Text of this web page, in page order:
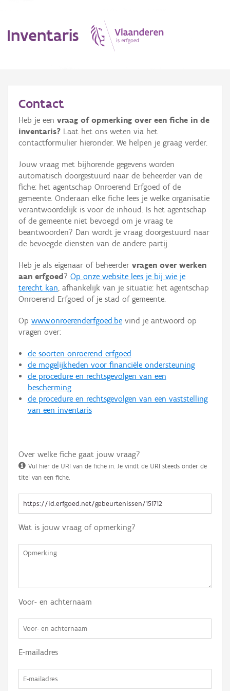
Inventaris
Erfgoedobject
Aanduidingsobject
Waarneming
Thema
Gebeurtenis
Persoon of collectief
Hergebruik
Aanmelden
Contact
Heb je een vraag of opmerking over een fiche in de
inventaris? Laat het ons weten via het
contactformulier hieronder. We helpen je graag verder.
Jouw vraag met bijhorende gegevens worden
automatisch doorgestuurd naar de beheerder van de
fiche: het agentschap Onroerend Erfgoed of de
gemeente. Onderaan elke fiche lees je welke organisatie
verantwoordelijk is voor de inhoud. Is het agentschap
of de gemeente niet bevoegd om je vraag te
beantwoorden? Dan wordt je vraag doorgestuurd naar
de bevoegde diensten van de andere partij.
Heb je als eigenaar of beheerder vragen over werken
aan erfgoed ? Op onze website lees je bij wie je
terecht kan, afhankelijk van je situatie: het agentschap
Onroerend Erfgoed of je stad of gemeente.
Op www.onroerenderfgoed.be vind je antwoord op
vragen over:
de soorten onroerend erfgoed
de mogelijkheden voor financiële ondersteuning
de procedure en rechtsgevolgen van een
bescherming
de procedure en rechtsgevolgen van een vaststelling
van een inventaris
Over welke fiche gaat jouw vraag?
Vul hier de URI van de fiche in. Je vindt de URI steeds onder de
titel van een fiche.
Wat is jouw vraag of opmerking?
Voor- en achternaam
E-mailadres